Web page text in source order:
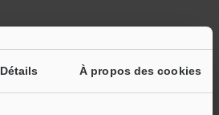
Détails À propos des cookies